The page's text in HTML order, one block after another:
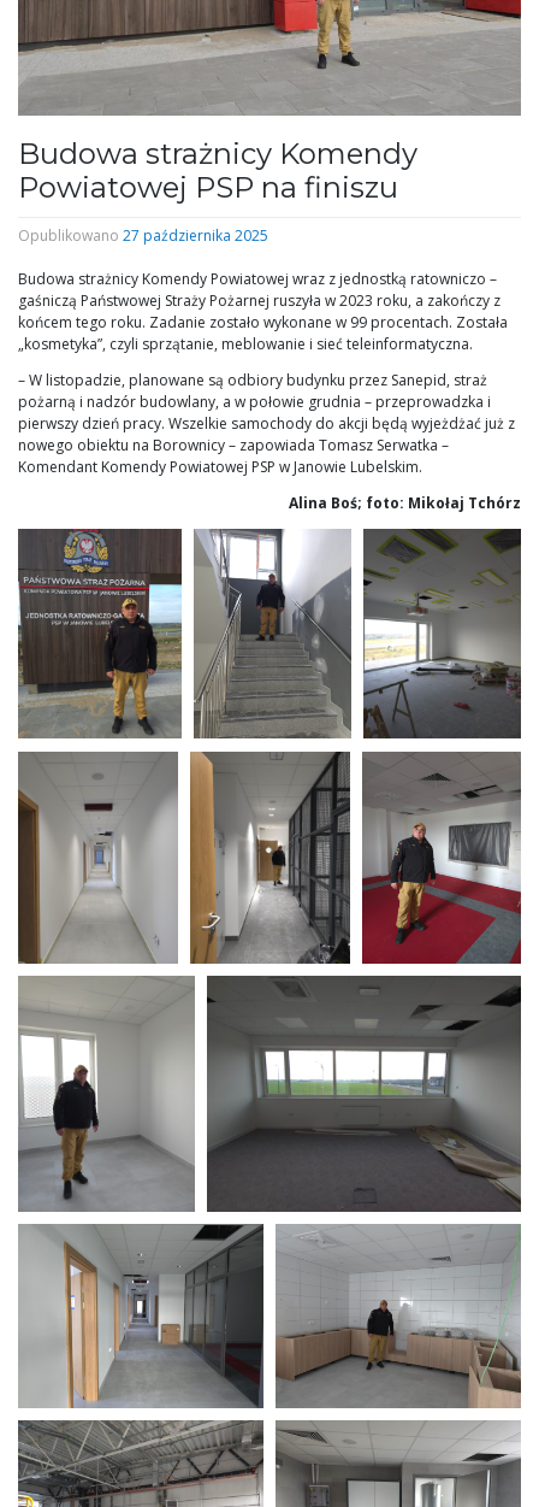
Budowa strażnicy Komendy
Powiatowej PSP na finiszu
Opublikowano 27 października 2025
Budowa strażnicy Komendy Powiatowej wraz z jednostką ratowniczo –
gaśniczą Państwowej Straży Pożarnej ruszyła w 2023 roku, a zakończy z
końcem tego roku. Zadanie zostało wykonane w 99 procentach. Została
„kosmetyka”, czyli sprzątanie, meblowanie i sieć teleinformatyczna.
– W listopadzie, planowane są odbiory budynku przez Sanepid, straż
pożarną i nadzór budowlany, a w połowie grudnia – przeprowadzka i
pierwszy dzień pracy. Wszelkie samochody do akcji będą wyjeżdżać już z
nowego obiektu na Borownicy – zapowiada Tomasz Serwatka –
Komendant Komendy Powiatowej PSP w Janowie Lubelskim.
Alina Boś; foto: Mikołaj Tchórz